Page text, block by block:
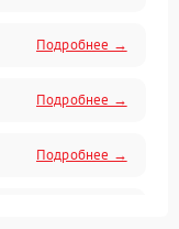
Подробнее →
Подробнее →
Подробнее →